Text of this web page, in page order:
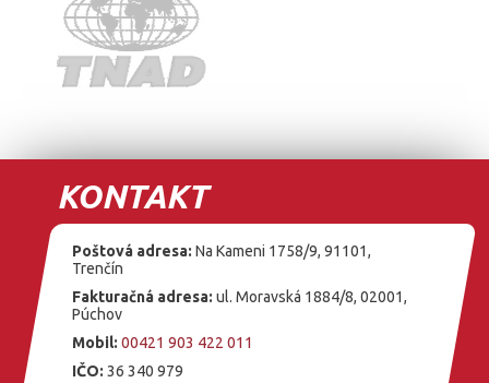
KONTAKT
Poštová adresa: Na Kameni 1758/9, 91101,
Trenčín
Fakturačná adresa: ul. Moravská 1884/8, 02001,
Púchov
Mobil: 00421 903 422 011
IČO: 36 340 979